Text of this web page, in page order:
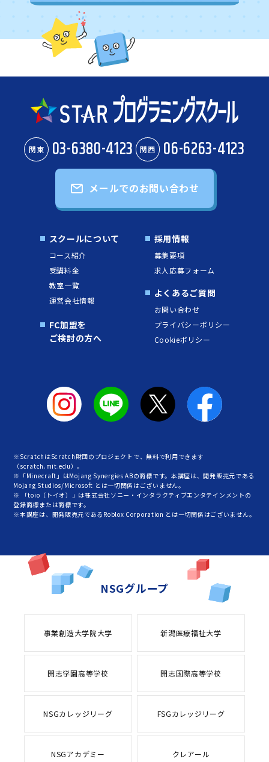
関東 03-6380-4123 関西 06-6263-4123
メールでのお問い合わせ
スクールについて
コース紹介
受講料金
教室一覧
運営会社情報
FC加盟を
ご検討の方へ
採用情報
募集要項
求人応募フォーム
よくあるご質問
お問い合わせ
プライバシーポリシー
Cookieポリシー
※ScratchはScratch財団のプロジェクトで、無料で利用できます
（scratch.mit.edu）。
※「Minecraft」はMojang Synergies ABの商標です。本講座は、開発販売元である
Mojang Studios/Microsoft とは一切関係はございません。
※ 「toio（トイオ）」は株式会社ソニー・インタラクティブエンタテインメントの
登録商標または商標です。
※本講座は、開発販売元であるRoblox Corporation とは一切関係はございません。
NSGグループ
事業創造大学院大学 新潟医療福祉大学
開志学園高等学校 開志国際高等学校
NSGカレッジリーグ FSGカレッジリーグ
NSGアカデミー クレアール